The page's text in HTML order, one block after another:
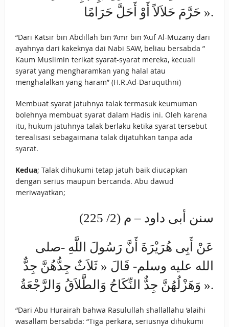
حَرَّمَ حَلاَلاً أَوْ أَحَلَّ حَرَامًا ».
“Dari Katsir bin Abdillah bin ‘Amr bin ‘Auf Al-Muzany dari
ayahnya dari kakeknya dai Nabi SAW, beliau bersabda ”
Kaum Muslimin terikat syarat-syarat mereka, kecuali
syarat yang mengharamkan yang halal atau
menghalalkan yang haram” (H.R.Ad-Daruquthni)
Membuat syarat jatuhnya talak termasuk keumuman
bolehnya membuat syarat dalam Hadis ini. Oleh karena
itu, hukum jatuhnya talak berlaku ketika syarat tersebut
terealisasi sebagaimana talak dijatuhkan tanpa ada
syarat.
Kedua; Talak dihukumi tetap jatuh baik diucapkan
dengan serius maupun bercanda. Abu dawud
meriwayatkan;
سنن أبى داود – م (2/ 225)
عَنْ أَبِى هُرَيْرَةَ أَنَّ رَسُولَ اللَّهِ -صلى
الله عليه وسلم- قَالَ « ثَلاَثٌ جِدُّهُنَّ جِدٌّ
وَهَزْلُهُنَّ جِدٌّ النِّكَاحُ وَالطَّلاَقُ وَالرَّجْعَةُ ».
“Dari Abu Hurairah bahwa Rasulullah shallallahu ‘alaihi
wasallam bersabda: “Tiga perkara, seriusnya dihukumi